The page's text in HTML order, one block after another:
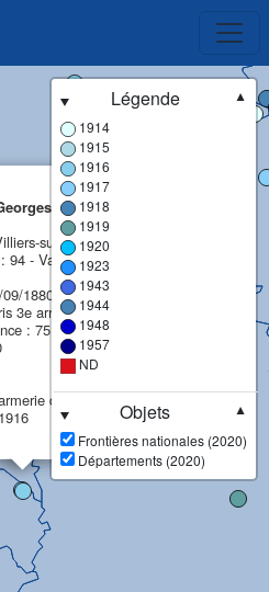
sur-Marne
- Val-de-Marne (ex Seine
1880
3e arrondissement
: 75 - Paris (ex Seine)
de Paris (LG Paris)
Légende
▼
1914
1915
1916
1917
1918
1919
1920
1923
1943
1944
1948
1957
ND
Objets
▼
Frontières nationales (2020)
Départements (2020)